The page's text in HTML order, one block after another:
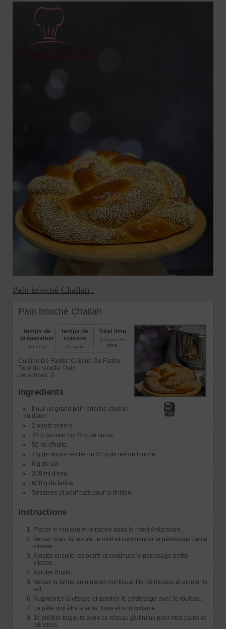
Pain brioché Challah :
Pain brioché Challah
Print
temps de
préparation
3 hours
temps de
cuisson
35 mins
Total time
3 hours 35
mins
Cuisine De Fadila: Cuisine De Fadila
Type de recette: Pain
personnes: 8
Ingredients
Pour un grand pain brioché challah
ou deux :
2 oeufs entiers
75 g de miel ou 75 g de sucre
50 ml d'huile
7 g de levure sèche ou 20 g de levure fraiche
8 g de sel
200 ml d'eau
600 g de farine
Sésames et oeuf bats pour la finition.
Instructions
Placer le rouleau et le racloir dans le robot Ankarsrum .
Verser l'eau, la levure, le miel et commencer le pétrissage petite
vitesse.
Ajouter ensuite les oeufs et continuer le pétrissage petite
vitesse.
Ajouter l'huile.
Verser la farine en pluie en continuant le pétrissage et ajouter le
sel.
Augmenter la vitesse et admirer le pétrissage avec le rouleau.
La pâte doit être souple, lisse et non collante.
Je préfère toujours avoir ce réseau glutineux pour mes pains et
brioches.